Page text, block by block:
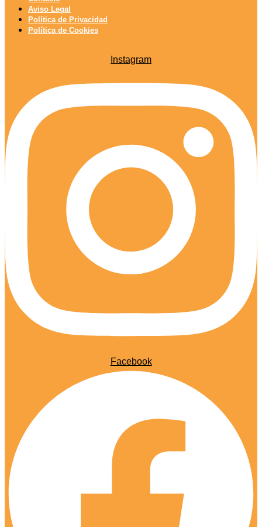
Aviso Legal
Política de Privacidad
Política de Cookies
Instagram
Facebook